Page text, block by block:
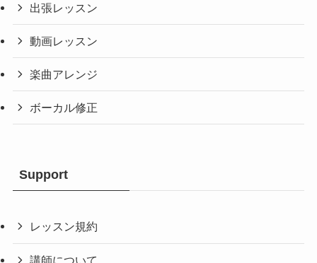
出張レッスン
動画レッスン
楽曲アレンジ
ボーカル修正
Support
レッスン規約
講師について